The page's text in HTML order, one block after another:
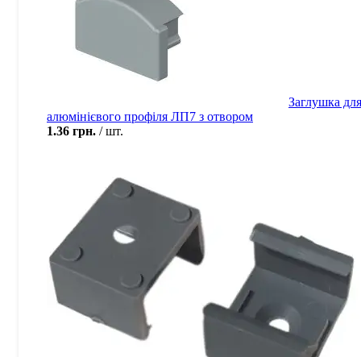
Заглушка для
алюмінієвого профіля ЛП7 з отвором
1.36 грн. шт.